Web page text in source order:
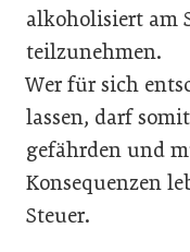
alkoholisiert am
teilzunehmen.
Wer für sich
lassen, darf
gefährden und
Konsequenzen
Steuer.